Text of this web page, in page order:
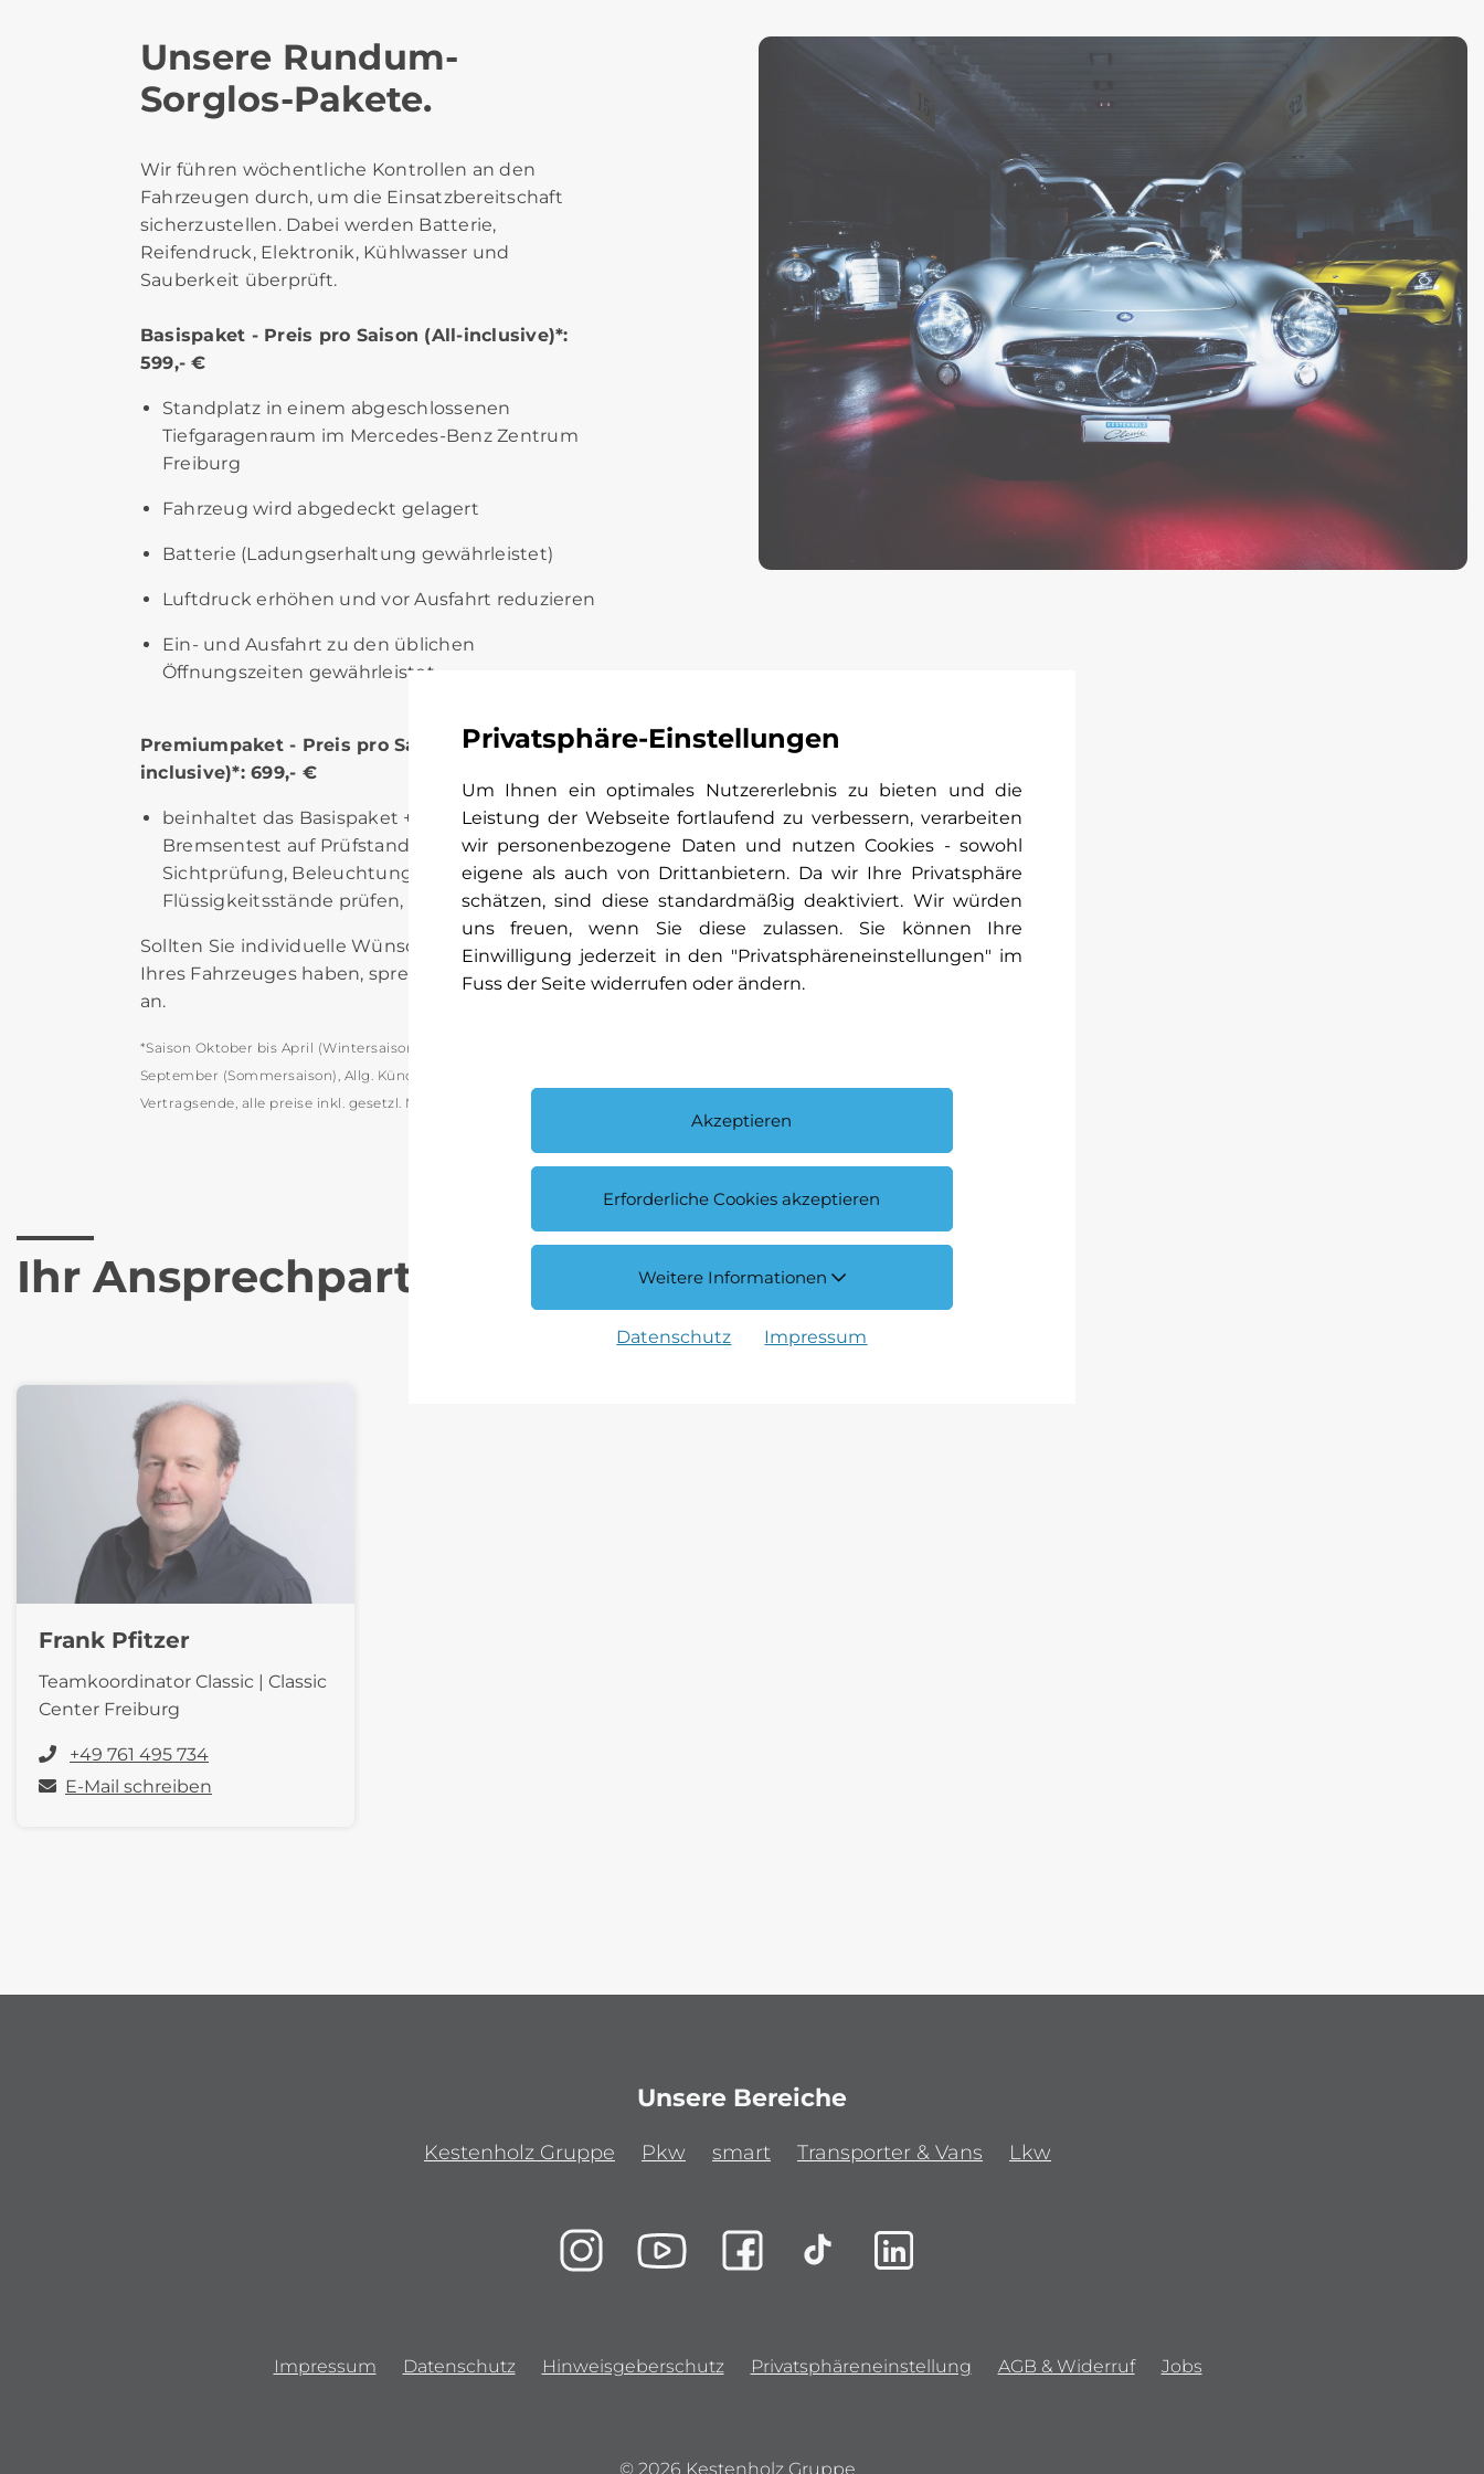
Privatsphäre-Einstellungen
Um Ihnen ein optimales Nutzererlebnis zu bieten und die
Leistung der Webseite fortlaufend zu verbessern, verarbeiten
wir personenbezogene Daten und nutzen Cookies - sowohl
eigene als auch von Drittanbietern. Da wir Ihre Privatsphäre
schätzen, sind diese standardmäßig deaktiviert. Wir würden
uns freuen, wenn Sie diese zulassen. Sie können Ihre
Einwilligung jederzeit in den "Privatsphäreneinstellungen" im
Fuss der Seite widerrufen oder ändern.
Akzeptieren
Erforderliche Cookies akzeptieren
Weitere Informationen
Datenschutz Impressum
Unsere Rundum-
Sorglos-Pakete.
Wir führen wöchentliche Kontrollen an den
Fahrzeugen durch, um die Einsatzbereitschaft
sicherzustellen. Dabei werden Batterie,
Reifendruck, Elektronik, Kühlwasser und
Sauberkeit überprüft.
Basispaket - Preis pro Saison (All-inclusive)*:
599,- €
Standplatz in einem abgeschlossenen
Tiefgaragenraum im Mercedes-Benz Zentrum
Freiburg
Fahrzeug wird abgedeckt gelagert
Batterie (Ladungserhaltung gewährleistet)
Luftdruck erhöhen und vor Ausfahrt reduzieren
Ein- und Ausfahrt zu den üblichen
Öffnungszeiten gewährleistet
Premiumpaket - Preis pro Saison (All-
inclusive)*: 699,- €
beinhaltet das Basispaket + Ausfahr-Check:
Bremsentest auf Prüfstand, Bremsanlage
Sichtprüfung, Beleuchtung prüfen,
Flüssigkeitsstände prüfen, Handwäsche
Sollten Sie individuelle Wünsche zur Einlagerung
Ihres Fahrzeuges haben, sprechen Sie uns gerne
an.
*Saison Oktober bis April (Wintersaison), Saison Mai bis
September (Sommersaison), Allg. Kündigungsfrist: 1 Woche vor
Vertragsende, alle preise inkl. gesetzl. MwSt.
Ihr Ansprechpartner.
Frank Pfitzer
Teamkoordinator Classic | Classic
Center Freiburg
+49 761 495 734
E-Mail schreiben
Unsere Bereiche
Kestenholz Gruppe Pkw smart Transporter & Vans Lkw
Impressum Datenschutz Hinweisgeberschutz Privatsphäreneinstellung AGB & Widerruf Jobs
© 2026 Kestenholz Gruppe